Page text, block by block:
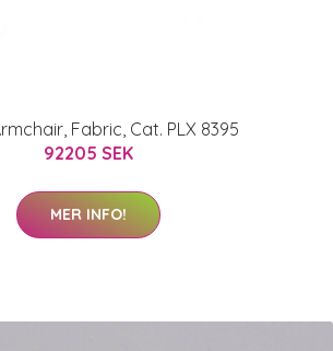
Fabric, Cat. PLX 8395
92205 SEK
MER INFO!